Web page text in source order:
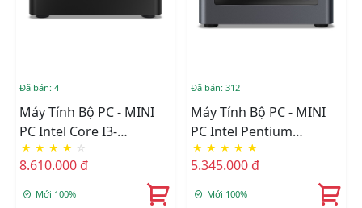
Đã bán: 4
Máy Tính Bộ PC - MINI
PC Intel Core I3-
1115G4/Intel UHD
Graphics/Ram Option/Ổ
Cứng Option/Dos
★ ★ ★ ★ ☆
8.610.000 đ
Mới 100%
Đã bán: 312
Máy Tính Bộ PC - MINI
PC Intel Pentium
J5040/Intel UHD 605/Wifi
+ Bluetooth/Ram
Option/Ổ Cứng Option
★ ★ ★ ★ ★
5.345.000 đ
Mới 100%